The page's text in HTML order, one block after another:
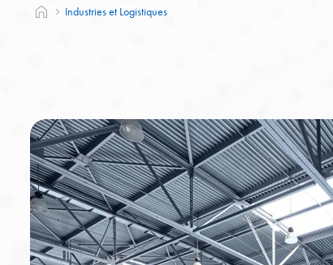
Industries et Logistiques